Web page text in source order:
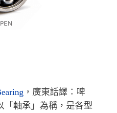
， 廣東話譯：啤
「軸承」為稱，是各型